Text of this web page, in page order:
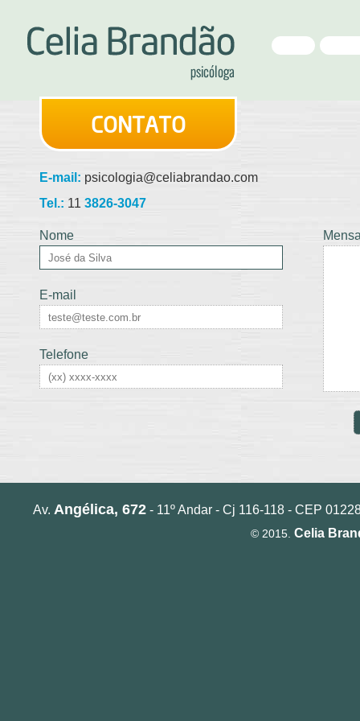
CONTATO
E-mail: psicologia@celiabrandao.com
Tel.: 11 3826-3047
Nome
E-mail
Telefone
Av. Angélica, 672- 11º Andar - Cj 116-118 - CEP
© 2015. Celia